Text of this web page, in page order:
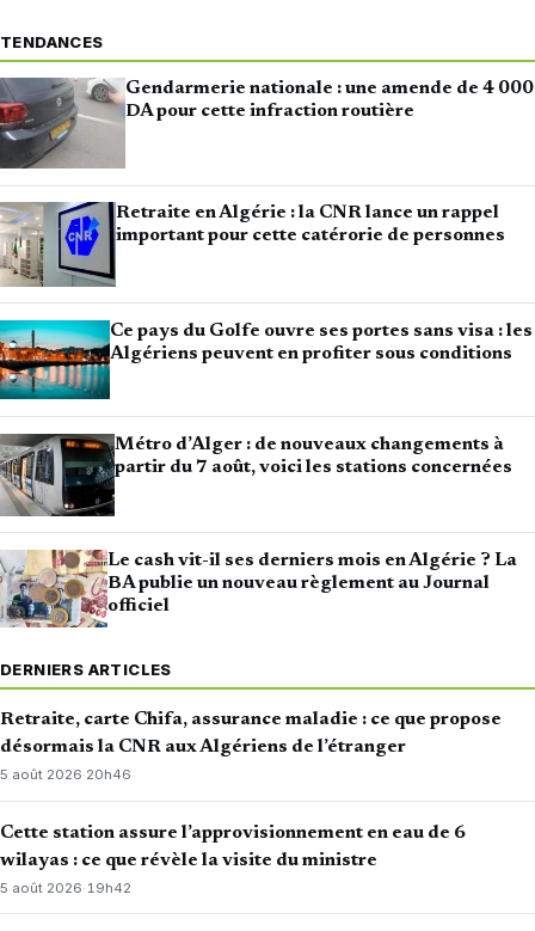
TENDANCES
Gendarmerie nationale : une amende de 4 000
DA pour cette infraction routière
Retraite en Algérie : la CNR lance un rappel
important pour cette catérorie de personnes
Ce pays du Golfe ouvre ses portes sans visa : les
Algériens peuvent en profiter sous conditions
Métro d’Alger : de nouveaux changements à
partir du 7 août, voici les stations concernées
Le cash vit-il ses derniers mois en Algérie ? La
BA publie un nouveau règlement au Journal
officiel
DERNIERS ARTICLES
Retraite, carte Chifa, assurance maladie : ce que propose
désormais la CNR aux Algériens de l’étranger
5 août 2026·20h46
Cette station assure l’approvisionnement en eau de 6
wilayas : ce que révèle la visite du ministre
5 août 2026· 19h42